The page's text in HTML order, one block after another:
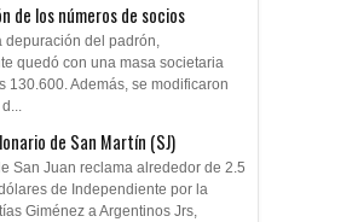
de los números de socios
depuración del padrón,
quedó con una masa societaria
130.600. Además, se modificaron
de San Martín (SJ)
San Juan reclama alrededor de 2.5
de Independiente por la
Giménez a Argentinos Jrs,